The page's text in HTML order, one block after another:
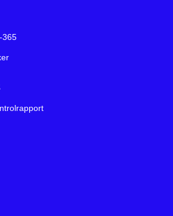
365